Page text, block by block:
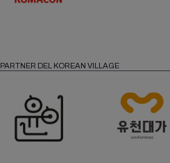
PARTNER DEL KOREAN VILLAGE